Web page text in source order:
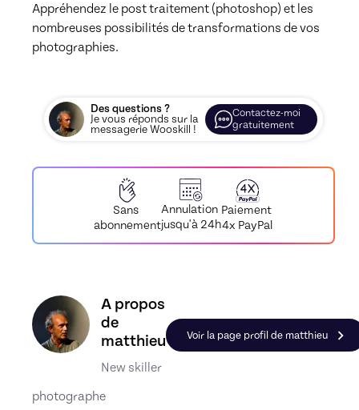
Appréhendez le post traitement (photoshop) et les
nombreuses possibilités de transformations de vos
photographies.
Des questions ?
Je vous réponds sur la
messagerie Wooskill !
Contactez-moi
gratuitement
Sans
abonnement
Annulation
jusqu'à 24h
Paiement
4x PayPal
Découvrez le profil de matthieu, Skiller en
A propos
de
matthieu
New skiller
Voir la page profil de matthieu
photographe